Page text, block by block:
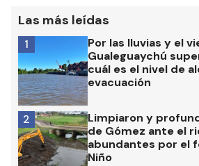
Las más leídas
Por las lluvias y el
Gualeguaychú
cuál es el nivel de
evacuación
1
Limpiaron y
de Gómez ante el
abundantes por el
Niño
2